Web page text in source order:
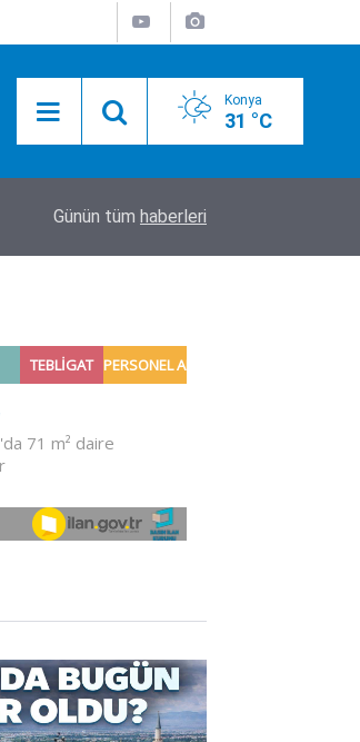
Konya
31 °C
Konya'da bugün vefat edenler! 6 Ağustos 2026
Günün tüm haberleri